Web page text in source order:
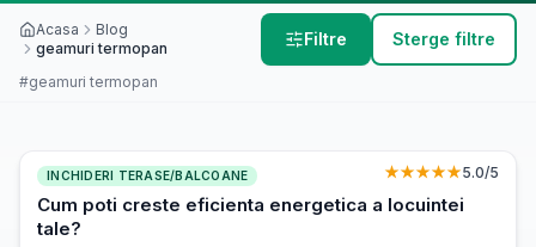
Acasa
Blog
geamuri termopan
Filtre Sterge filtre
#geamuri termopan
INCHIDERI TERASE/BALCOANE ★★★★★5.0/5
Cum poti creste eficienta energetica a locuintei
tale?